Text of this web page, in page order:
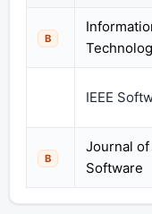
B
IEEE
B
Journal of
Software